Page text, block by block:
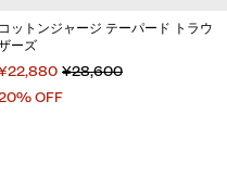
コットンジャージ テーパード トラウ
ーズ
¥28,600
OFF